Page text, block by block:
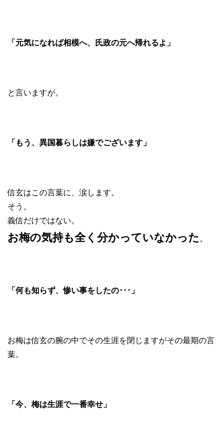
「元気になれば相模へ、氏政の元へ帰れるよ」
と言いますが。
「もう、異国暮らしは嫌でございます」
信玄はこの言葉に、涙します。
そう。
義信だけではない。
お梅の気持も全く分かっていなかった 。
「何も知らず、惨い事をしたの･･･」
お梅は信玄の腕の中でその生涯を閉じますがその最期の言
葉。
「今、梅は生涯で一番幸せ」